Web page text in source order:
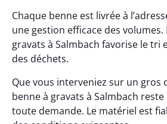
Chaque benne est livrée à
une gestion efficace des
gravats à Salmbach favorise le tri
des déchets.
Que vous interveniez sur un gros
benne à gravats à Salmbach
toute demande. Le matériel est